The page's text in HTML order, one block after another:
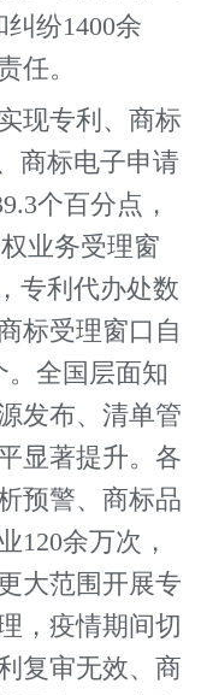
纷1400余
任。
专利、商标
商标电子申请
个百分点，
业务受理窗
专利代办处数
标受理窗口自
。全国层面知
发布、清单管
显著提升。各
预警、商标品
120余万次，
大范围开展专
，疫情期间切
复审无效、商